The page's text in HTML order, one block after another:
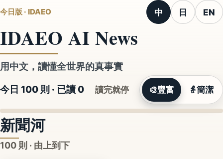
今日版 · IDAEO 中 日 EN
IDAEO AI News
用中文，讀懂全世界的真事實
今日 100 則 · 已讀 0 讀完就停 🎨豐富 👵簡潔
新聞河
100 則 · 由上到下